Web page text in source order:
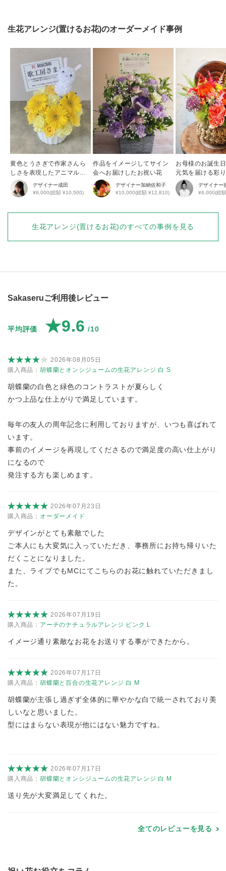
生花アレンジ(置けるお花)のオーダーメイド事例
黄色とうさぎで作家さんら
しさを表現したアニマルア
レンジ
デザイナー成田
¥8,000(総額 ¥10,500)
作品をイメージしてサイン
会へお届けしたお祝い花
デザイナー加納佐和子
¥10,000(総額 ¥12,810)
お母様のお誕生
元気を届ける彩
花アレンジデザイナー
¥6,000(総
生花アレンジ(置けるお花)のすべての事例を見る
Sakaseruご利用後レビュー
平均評価 ★9.6 /10
2026年08月05日
購入商品： 胡蝶蘭とオンシジュームの生花アレンジ 白 S
胡蝶蘭の白色と緑色のコントラストが夏らしく
かつ上品な仕上がりで満足しています。
毎年の友人の周年記念に利用しておりますが、いつも喜ばれて
います。
事前のイメージを再現してくださるので満足度の高い仕上がり
になるので
発注する方も楽しめます。
2026年07月23日
購入商品： オーダーメイド
デザインがとても素敵でした
ご本人にも大変気に入っていただき、事務所にお持ち帰りいた
だくことになりました。
また、ライブでもMCにてこちらのお花に触れていただきまし
た。
2026年07月19日
購入商品： アーチのナチュラルアレンジ ピンク L
イメージ通り素敵なお花をお送りする事ができたから。
2026年07月17日
購入商品： 胡蝶蘭と百合の生花アレンジ 白 M
胡蝶蘭が主張し過ぎず全体的に華やかな白で統一されており美
しいなと思いました。
型にはまらない表現が他にはない魅力ですね。
2026年07月17日
購入商品： 胡蝶蘭とオンシジュームの生花アレンジ 白 M
送り先が大変満足してくれた。
全てのレビューを見る